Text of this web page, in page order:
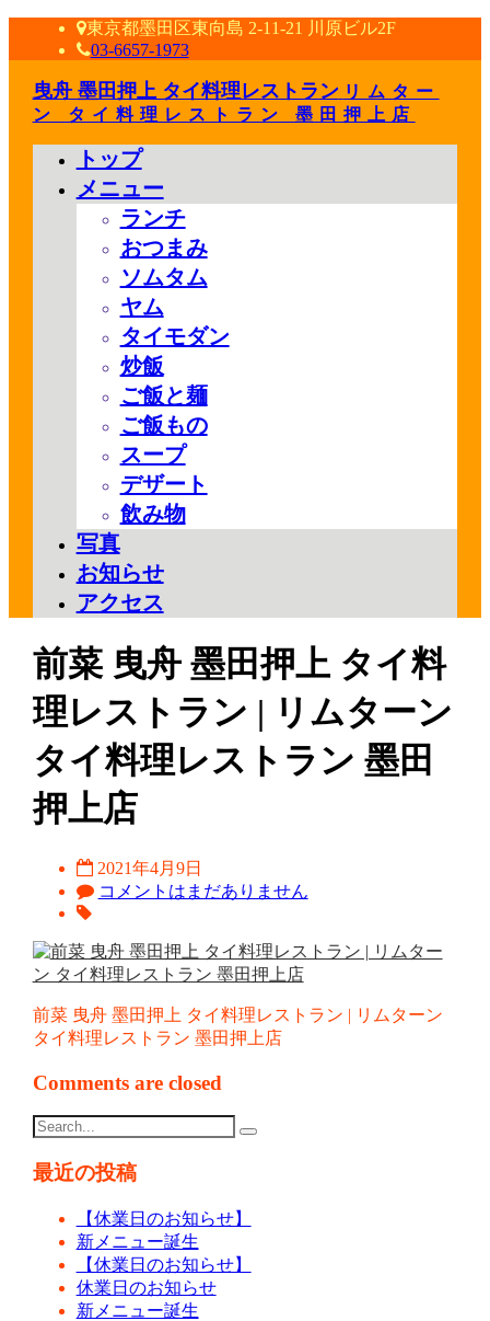
東京都墨田区東向島 2-11-21 川原ビル2F
03-6657-1973
曳舟 墨田押上 タイ料理レストラン リムター
ン タイ料理レストラン 墨田押上店
トップ
メニュー
ランチ
おつまみ
ソムタム
ヤム
タイモダン
炒飯
ご飯と麺
ご飯もの
スープ
デザート
飲み物
写真
お知らせ
アクセス
前菜 曳舟 墨田押上 タイ料
理レストラン | リムターン
タイ料理レストラン 墨田
押上店
2021年4月9日
コメントはまだありません
前菜 曳舟 墨田押上 タイ料理レストラン | リムターン
タイ料理レストラン 墨田押上店
Comments are closed
最近の投稿
【休業日のお知らせ】
新メニュー誕生
【休業日のお知らせ】
休業日のお知らせ
新メニュー誕生